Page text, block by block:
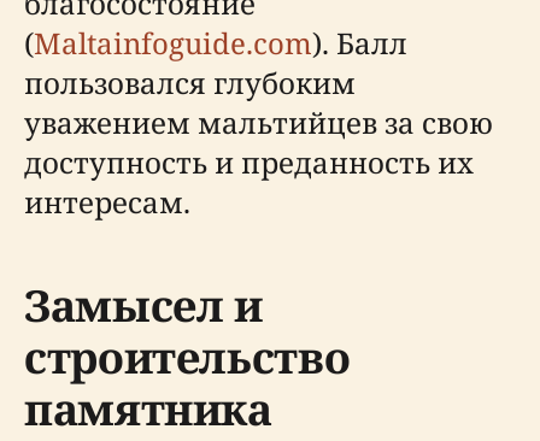
(Maltainfoguide.com). Балл
пользовался глубоким
уважением мальтийцев за свою
доступность и преданность их
интересам.
Замысел и
строительство
памятника